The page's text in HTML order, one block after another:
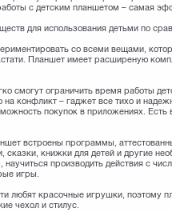
с детским планшетом – самая
для использования детьми по
со всеми вещами,
Планшет имеет расширеную
смогут ограничить время работы
на конфликт – гаджет все тихо и
покупок в приложениях.
встроены программы,
книжки для детей и другие
производить действия с
игры.
любят красочные игрушки, поэтому
чехол и стилус.